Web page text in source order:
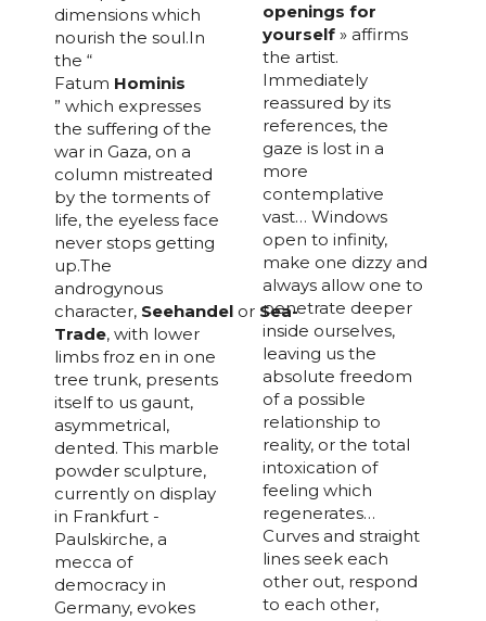
* Champ obligatoire
Statut / Organisation
J'accepte lestermes et conditions
* Champ obligatoire
dimensions which
nourish the soul.In
the “
Fatum Hominis
” which expresses
the suffering of the
war in Gaza, on a
column mistreated
by the torments of
life, the eyeless face
never stops getting
up.The
androgynous
character, Seehandel or Sea-
Trade, with lower
limbs froz en in one
tree trunk, presents
itself to us gaunt,
asymmetrical,
dented. This marble
powder sculpture,
currently on display
in Frankfurt -
Paulskirche, a
mecca of
democracy in
Germany, evokes
openings for
yourself» affirms
the artist.
Immediately
reassured by its
references, the
gaze is lost in a
more
contemplative
vast… Windows
open to infinity,
make one dizzy and
always allow one to
penetrate deeper
inside ourselves,
leaving us the
absolute freedom
of a possible
relationship to
reality, or the total
intoxication of
feeling which
regenerates…
Curves and straight
lines seek each
other out, respond
to each other,